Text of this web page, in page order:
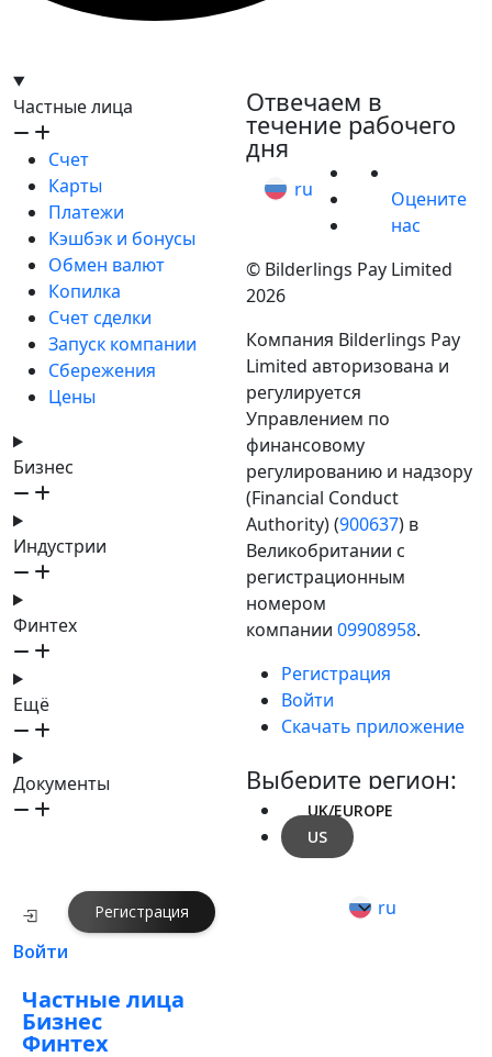
Частные лица
Счет
Карты
Платежи
Кэшбэк и бонусы
Обмен валют
Копилка
Счет сделки
Запуск компании
Сбережения
Цены
Бизнес
Индустрии
Финтех
Ещё
Документы
Отвечаем в
течение рабочего
дня
ru
Оцените
нас
© Bilderlings Pay Limited
2026
Компания Bilderlings Pay
Limited авторизована и
регулируется
Управлением по
финансовому
регулированию и надзору
(Financial Conduct
Authority) (900637) в
Великобритании с
регистрационным
номером
компании 09908958.
Регистрация
Войти
Скачать приложение
Выберите регион:
UK/EUROPE
US
Войти
Регистрация ru
Частные лица
Бизнес
Финтех